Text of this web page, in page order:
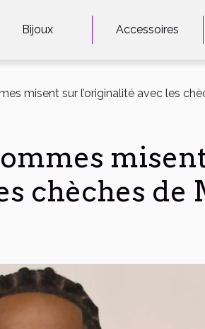
Bijoux Accessoires
misent sur l’originalité avec les
chèches de